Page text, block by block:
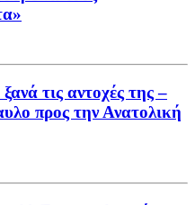
τις αντοχές της –
προς την Ανατολική